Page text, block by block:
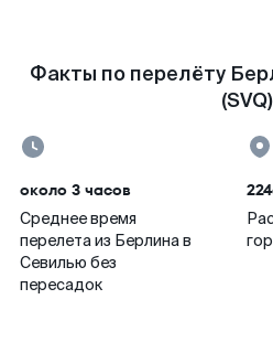
Факты по перелёту
(SVQ)
около 3 часов
Среднее время
перелета из Берлина в
Севилью без
пересадок